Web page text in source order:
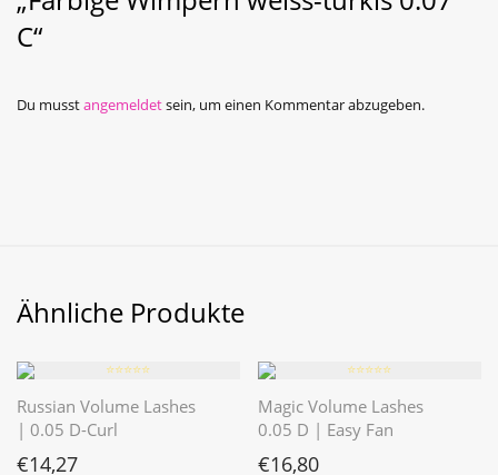
C“
Du musstangemeldetsein, um einen Kommentar abzugeben.
Ähnliche Produkte
⭐️⭐️⭐️⭐️⭐️
Russian Volume Lashes
| 0.05 D-Curl
€14,27
⭐️⭐️⭐️⭐️⭐️
Magic Volume Lashes
0.05 D | Easy Fan
€16,80